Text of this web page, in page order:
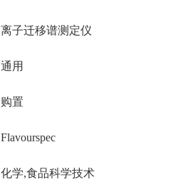
离子迁移谱测定仪
通用
购置
Flavourspec
化学,食品科学技术